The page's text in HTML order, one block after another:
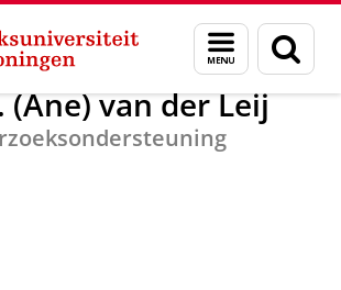
Menu
en
zoeken
drs. A.W. (Ane) van der Leij
(Ane) van der Leij